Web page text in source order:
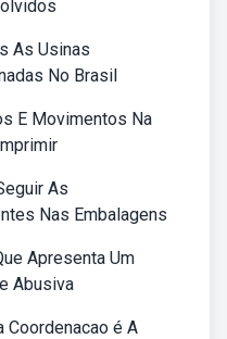
As Usinas
No Brasil
E Movimentos Na
As
Nas Embalagens
Apresenta Um
Abusiva
Coordenacao é A